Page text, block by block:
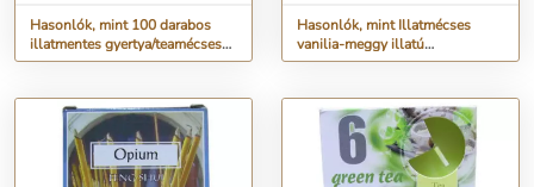
Hasonlók, mint 100 darabos
illatmentes gyertya/teamécses
készlet – 3 órás égési...
Hasonlók, mint Illatmécses
vanilia-meggy illatú
6db/csomag